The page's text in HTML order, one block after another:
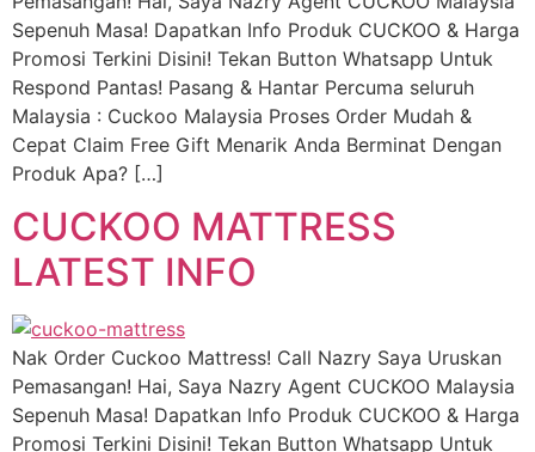
Sepenuh Masa! Dapatkan Info Produk CUCKOO & Harga
Promosi Terkini Disini! Tekan Button Whatsapp Untuk
Respond Pantas! Pasang & Hantar Percuma seluruh
Malaysia : Cuckoo Malaysia Proses Order Mudah &
Cepat Claim Free Gift Menarik Anda Berminat Dengan
Produk Apa? […]
CUCKOO MATTRESS
LATEST INFO
Nak Order Cuckoo Mattress! Call Nazry Saya Uruskan
Pemasangan! Hai, Saya Nazry Agent CUCKOO Malaysia
Sepenuh Masa! Dapatkan Info Produk CUCKOO & Harga
Promosi Terkini Disini! Tekan Button Whatsapp Untuk